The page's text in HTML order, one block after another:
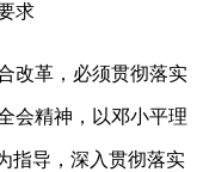
求
改革，必须贯彻落实
会精神，以邓小平理
指导，深入贯彻落实